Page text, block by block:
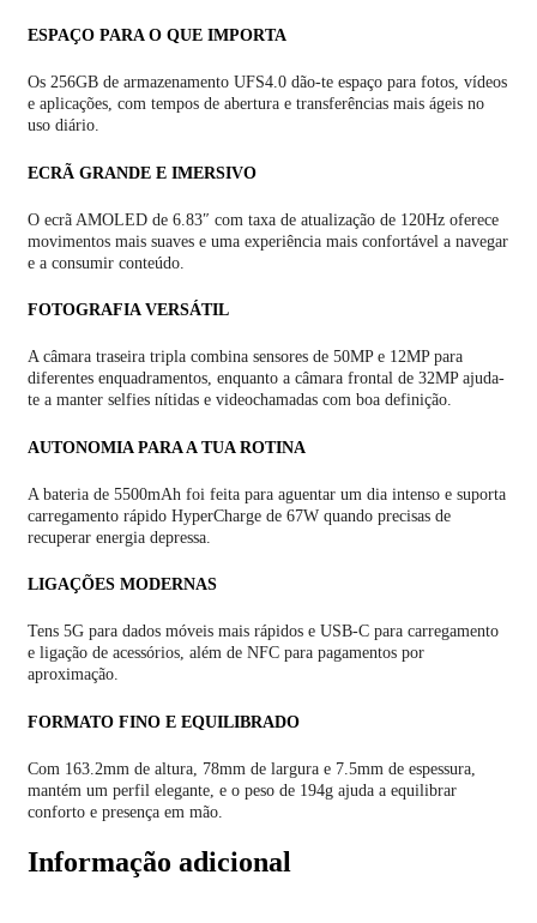
ESPAÇO PARA O QUE IMPORTA
Os 256GB de armazenamento UFS4.0 dão-te espaço para fotos, vídeos
e aplicações, com tempos de abertura e transferências mais ágeis no
uso diário.
ECRÃ GRANDE E IMERSIVO
O ecrã AMOLED de 6.83″ com taxa de atualização de 120Hz oferece
movimentos mais suaves e uma experiência mais confortável a navegar
e a consumir conteúdo.
FOTOGRAFIA VERSÁTIL
A câmara traseira tripla combina sensores de 50MP e 12MP para
diferentes enquadramentos, enquanto a câmara frontal de 32MP ajuda-
te a manter selfies nítidas e videochamadas com boa definição.
AUTONOMIA PARA A TUA ROTINA
A bateria de 5500mAh foi feita para aguentar um dia intenso e suporta
carregamento rápido HyperCharge de 67W quando precisas de
recuperar energia depressa.
LIGAÇÕES MODERNAS
Tens 5G para dados móveis mais rápidos e USB-C para carregamento
e ligação de acessórios, além de NFC para pagamentos por
aproximação.
FORMATO FINO E EQUILIBRADO
Com 163.2mm de altura, 78mm de largura e 7.5mm de espessura,
mantém um perfil elegante, e o peso de 194g ajuda a equilibrar
conforto e presença em mão.
Informação adicional